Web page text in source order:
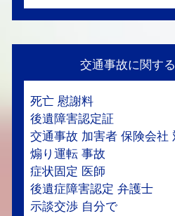
交通事故に関す
死亡 慰謝料
後遺障害認定証
交通事故 加害者 保険会社
煽り運転 事故
症状固定 医師
後遺症障害認定 弁護士
示談交渉 自分で